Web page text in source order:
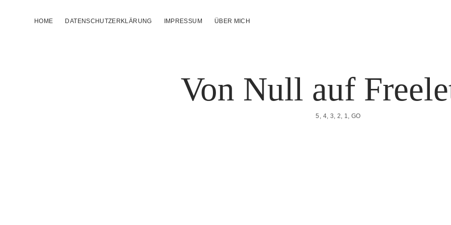
HOME DATENSCHUTZERKLÄRUNG IMPRESSUM ÜBER MICH
Von Null auf
5, 4, 3, 2, 1, GO